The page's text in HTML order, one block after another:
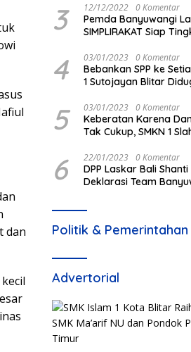
dan
3 12/12/2022 0 Komentar
Pemda Banyuwangi
SIMPLIRAKAT Siap
4 03/01/2023 0 Komentar
Bebankan SPP ke
1 Sutojayan Blitar
5 03/01/2023 0 Komentar
Keberatan Karena
Tak Cukup, SMKN 1
6 22/01/2023 0 Komentar
DPP Laskar Bali
Deklarasi Team
Politik & Pemerintahan
Advertorial